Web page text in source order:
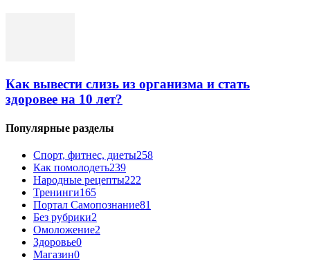
Как вывести слизь из организма и стать
здоровее на 10 лет?
Популярные разделы
Спорт, фитнес, диеты258
Как помолодеть239
Народные рецепты222
Тренинги165
Портал Самопознание81
Без рубрики2
Омоложение2
Здоровье0
Магазин0